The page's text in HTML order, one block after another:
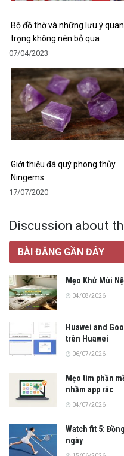
Bộ đồ thờ và những lưu ý quan
trọng không nên bỏ qua
07/04/2023
Giới thiệu đá quý phong thủy
Ningems
17/07/2020
Discussion about
BÀI ĐĂNG GẦN ĐÂY
Mẹo Khử Mùi
04/08/2026
Huawei and
trên Huawei
06/07/2026
Mẹo tìm phần
nhầm app rác
04/07/2026
Watch fit 5:
ngày